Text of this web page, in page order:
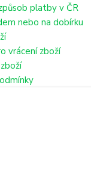
platby v ČR
nebo na dobírku
vrácení zboží